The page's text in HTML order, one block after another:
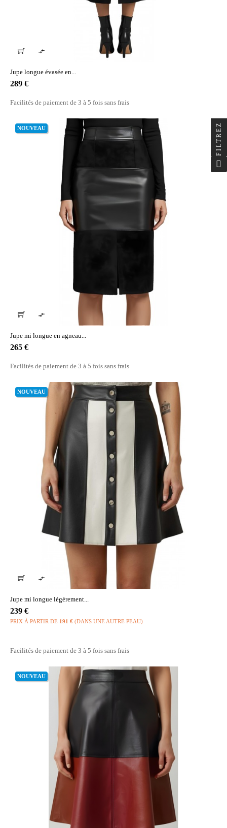

Jupe longue évasée en...
Prix
289 €
Facilités de paiement de 3 à 5 fois sans frais
NOUVEAU

Jupe mi longue en agneau...
Prix
265 €
Facilités de paiement de 3 à 5 fois sans frais
NOUVEAU

Jupe mi longue légèrement...
Prix
239 €
PRIX À PARTIR DE 191 € (DANS UNE AUTRE PEAU)
Facilités de paiement de 3 à 5 fois sans frais
NOUVEAU
FILTREZ